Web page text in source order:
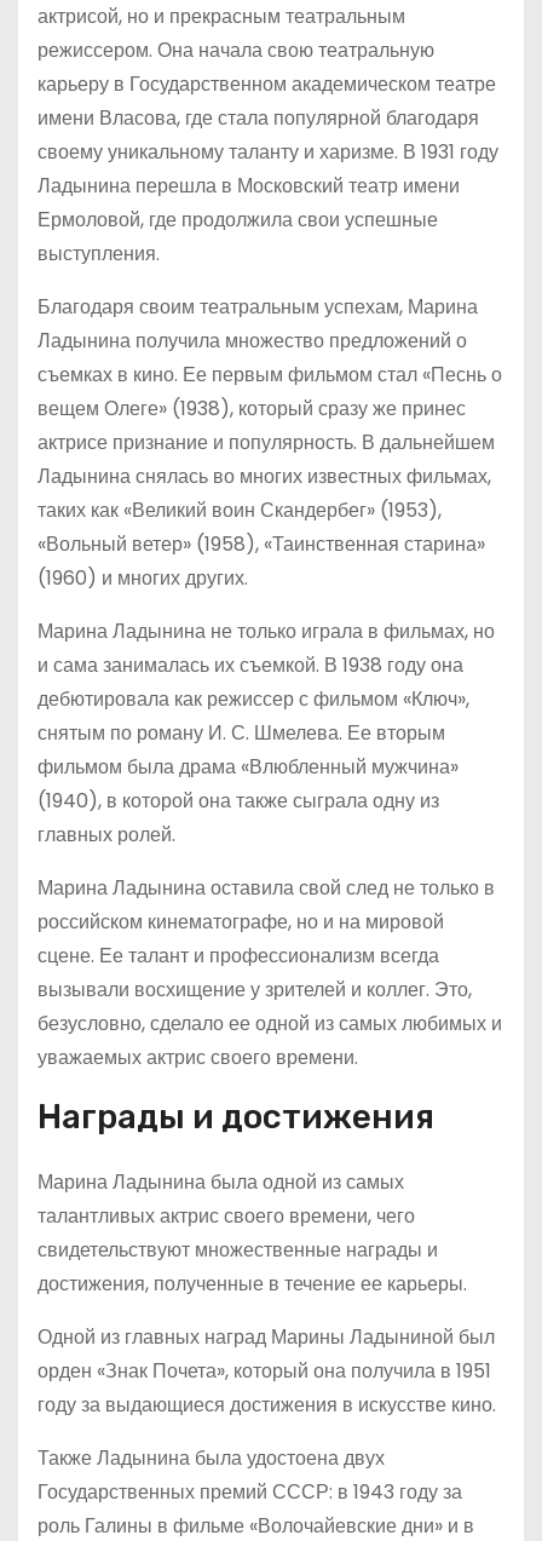
актрисой, но и прекрасным театральным
режиссером. Она начала свою театральную
карьеру в Государственном академическом театре
имени Власова, где стала популярной благодаря
своему уникальному таланту и харизме. В 1931 году
Ладынина перешла в Московский театр имени
Ермоловой, где продолжила свои успешные
выступления.
Благодаря своим театральным успехам, Марина
Ладынина получила множество предложений о
съемках в кино. Ее первым фильмом стал «Песнь о
вещем Олеге» (1938), который сразу же принес
актрисе признание и популярность. В дальнейшем
Ладынина снялась во многих известных фильмах,
таких как «Великий воин Скандербег» (1953),
«Вольный ветер» (1958), «Таинственная старина»
(1960) и многих других.
Марина Ладынина не только играла в фильмах, но
и сама занималась их съемкой. В 1938 году она
дебютировала как режиссер с фильмом «Ключ»,
снятым по роману И. С. Шмелева. Ее вторым
фильмом была драма «Влюбленный мужчина»
(1940), в которой она также сыграла одну из
главных ролей.
Марина Ладынина оставила свой след не только в
российском кинематографе, но и на мировой
сцене. Ее талант и профессионализм всегда
вызывали восхищение у зрителей и коллег. Это,
безусловно, сделало ее одной из самых любимых и
уважаемых актрис своего времени.
Награды и достижения
Марина Ладынина была одной из самых
талантливых актрис своего времени, чего
свидетельствуют множественные награды и
достижения, полученные в течение ее карьеры.
Одной из главных наград Марины Ладыниной был
орден «Знак Почета», который она получила в 1951
году за выдающиеся достижения в искусстве кино.
Также Ладынина была удостоена двух
Государственных премий СССР: в 1943 году за
роль Галины в фильме «Волочайевские дни» и в